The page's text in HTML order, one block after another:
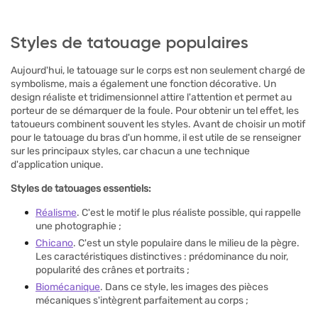
Styles de tatouage populaires
Aujourd'hui, le tatouage sur le corps est non seulement chargé de
symbolisme, mais a également une fonction décorative. Un
design réaliste et tridimensionnel attire l'attention et permet au
porteur de se démarquer de la foule. Pour obtenir un tel effet, les
tatoueurs combinent souvent les styles. Avant de choisir un motif
pour le tatouage du bras d'un homme, il est utile de se renseigner
sur les principaux styles, car chacun a une technique
d'application unique.
Styles de tatouages essentiels:
Réalisme. C'est le motif le plus réaliste possible, qui rappelle
une photographie ;
Chicano. C'est un style populaire dans le milieu de la pègre.
Les caractéristiques distinctives : prédominance du noir,
popularité des crânes et portraits ;
‎Biomécanique. Dans ce style, les images des pièces
mécaniques s'intègrent parfaitement au corps ;